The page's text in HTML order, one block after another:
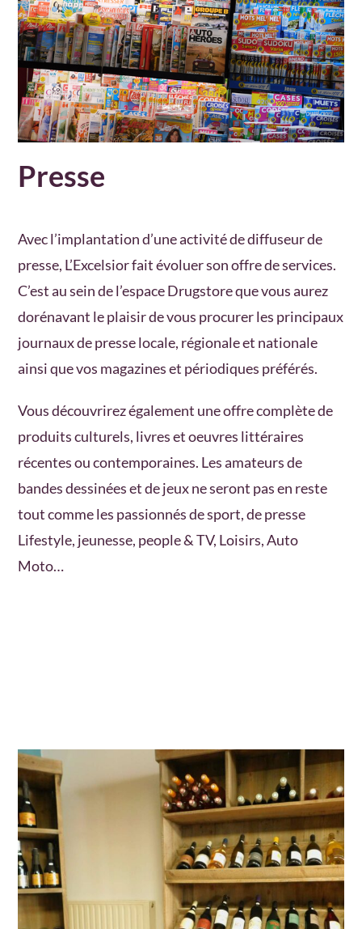
Presse
Avec l’implantation d’une activité de diffuseur de
presse, L’Excelsior fait évoluer son offre de services.
C’est au sein de l’espace Drugstore que vous aurez
dorénavant le plaisir de vous procurer les principaux
journaux de presse locale, régionale et nationale
ainsi que vos magazines et périodiques préférés.
Vous découvrirez également une offre complète de
produits culturels, livres et oeuvres littéraires
récentes ou contemporaines. Les amateurs de
bandes dessinées et de jeux ne seront pas en reste
tout comme les passionnés de sport, de presse
Lifestyle, jeunesse, people & TV, Loisirs, Auto
Moto…